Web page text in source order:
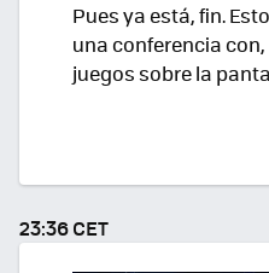
Pues ya está, fin.
una conferencia
juegos sobre la
23:36 CET